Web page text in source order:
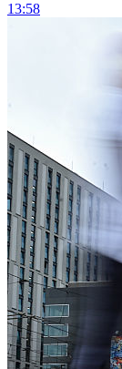
13:58